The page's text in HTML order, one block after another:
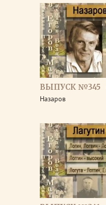
ВЫПУСК №345
Назаров